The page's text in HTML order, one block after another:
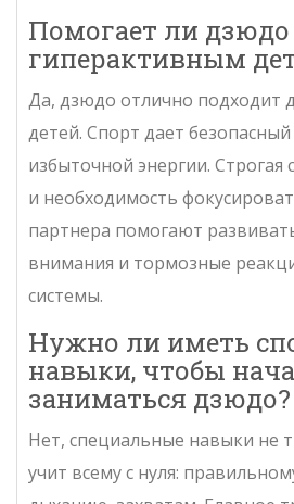
Помогает ли дзюдо
гиперактивным
Да, дзюдо отлично подходит
детей. Спорт дает
избыточной энергии. Строгая
и необходимость
партнера помогают
внимания и тормозные
системы.
Нужно ли иметь
навыки, чтобы
заниматься дзюдо?
Нет, специальные навыки не
учит всему с нуля: